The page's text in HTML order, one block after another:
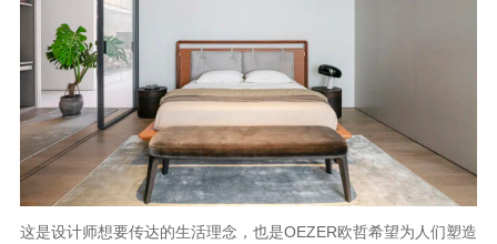
这是设计师想要传达的生活理念，也是OEZER欧哲希望为人们塑造